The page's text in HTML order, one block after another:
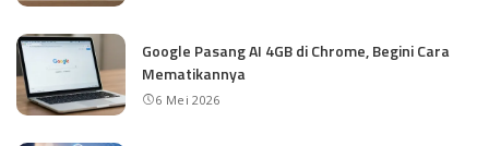
Google Pasang AI 4GB di Chrome, Begini Cara
Mematikannya
6 Mei 2026